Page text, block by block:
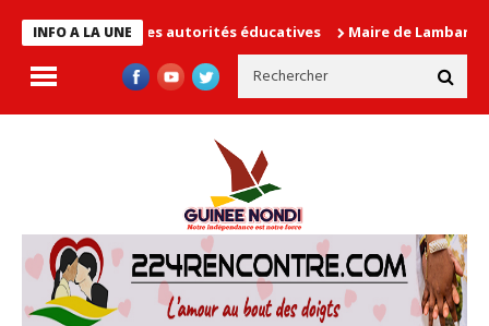
INFO A LA UNE
cause les autorités éducatives Maire de Lambanyi : Baba